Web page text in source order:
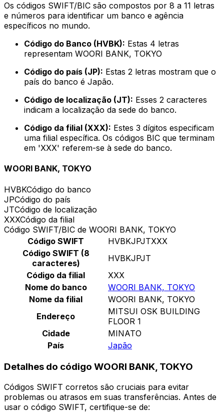
Os códigos SWIFT/BIC são compostos por 8 a 11 letras
e números para identificar um banco e agência
específicos no mundo.
Código do Banco (HVBK): Estas 4 letras
representam WOORI BANK, TOKYO
Código do país (JP): Estas 2 letras mostram que o
país do banco é Japão.
Código de localização (JT): Esses 2 caracteres
indicam a localização da sede do banco.
Código da filial (XXX): Estes 3 dígitos especificam
uma filial específica. Os códigos BIC que terminam
em 'XXX' referem-se à sede do banco.
WOORI BANK, TOKYO
HVBKCódigo do banco
JPCódigo do país
JTCódigo de localização
XXXCódigo da filial
Código SWIFT/BIC de WOORI BANK, TOKYO
Código SWIFT
HVBKJPJTXXX
Código SWIFT (8
caracteres)
HVBKJPJT
Código da filial
XXX
Nome do banco
WOORI BANK, TOKYO
Nome da filial
WOORI BANK, TOKYO
Endereço
MITSUI OSK BUILDING
FLOOR 1
Cidade
MINATO
País
Japão
Detalhes do código WOORI BANK, TOKYO
Códigos SWIFT corretos são cruciais para evitar
problemas ou atrasos em suas transferências. Antes de
usar o código SWIFT, certifique-se de: